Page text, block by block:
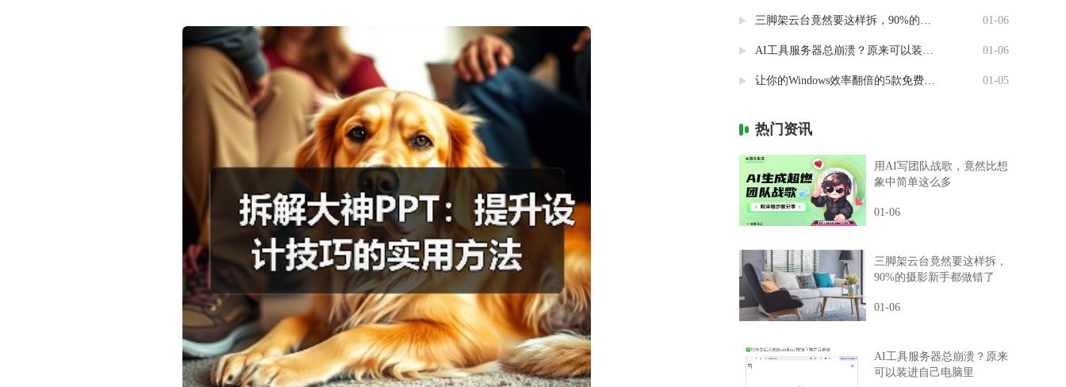
三脚架云台竟然要这样拆，90%的摄影新手都做错了 01-06
AI工具服务器总崩溃？原来可以装进自己电脑里 01-06
让你的Windows效率翻倍的5款免费神器 01-05
热门资讯
用AI写团队战歌，竟然比想
象中简单这么多
01-06
三脚架云台竟然要这样拆，
90%的摄影新手都做错了
01-06
AI工具服务器总崩溃？原来
可以装进自己电脑里